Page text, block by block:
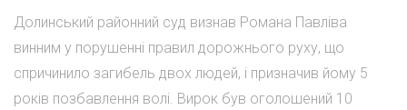
Долинський районний суд визнав Романа Павліва
винним у порушенні правил дорожнього руху, що
спричинило загибель двох людей, і призначив йому 5
років позбавлення волі. Вирок був оголошений 10